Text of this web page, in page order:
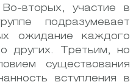
вторых, участие в
подразумевает
ожидание каждого
других. Третьим, но
существования
вступления в